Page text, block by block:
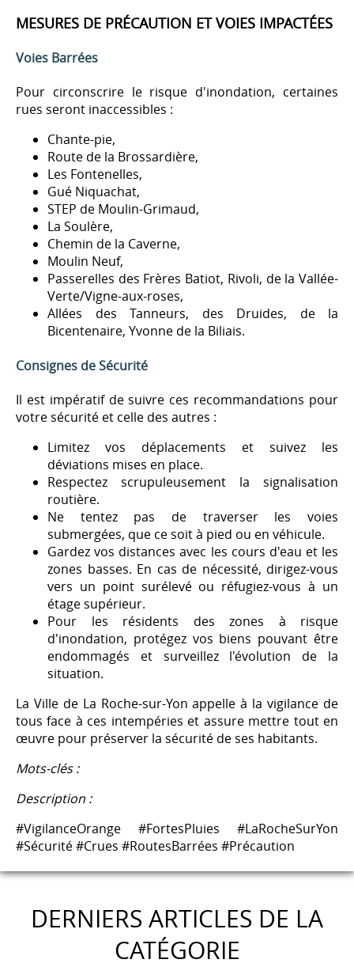
MESURES DE PRÉCAUTION ET VOIES IMPACTÉES
Voies Barrées
Pour circonscrire le risque d'inondation, certaines
rues seront inaccessibles :
Chante-pie,
Route de la Brossardière,
Les Fontenelles,
Gué Niquachat,
STEP de Moulin-Grimaud,
La Soulère,
Chemin de la Caverne,
Moulin Neuf,
Passerelles des Frères Batiot, Rivoli, de la Vallée-
Verte/Vigne-aux-roses,
Allées des Tanneurs, des Druides, de la
Bicentenaire, Yvonne de la Biliais.
Consignes de Sécurité
Il est impératif de suivre ces recommandations pour
votre sécurité et celle des autres :
Limitez vos déplacements et suivez les
déviations mises en place.
Respectez scrupuleusement la signalisation
routière.
Ne tentez pas de traverser les voies
submergées, que ce soit à pied ou en véhicule.
Gardez vos distances avec les cours d'eau et les
zones basses. En cas de nécessité, dirigez-vous
vers un point surélevé ou réfugiez-vous à un
étage supérieur.
Pour les résidents des zones à risque
d'inondation, protégez vos biens pouvant être
endommagés et surveillez l'évolution de la
situation.
La Ville de La Roche-sur-Yon appelle à la vigilance de
tous face à ces intempéries et assure mettre tout en
œuvre pour préserver la sécurité de ses habitants.
Mots-clés :
Description :
#VigilanceOrange #FortesPluies #LaRocheSurYon
#Sécurité #Crues #RoutesBarrées #Précaution
DERNIERS ARTICLES DE LA
CATÉGORIE